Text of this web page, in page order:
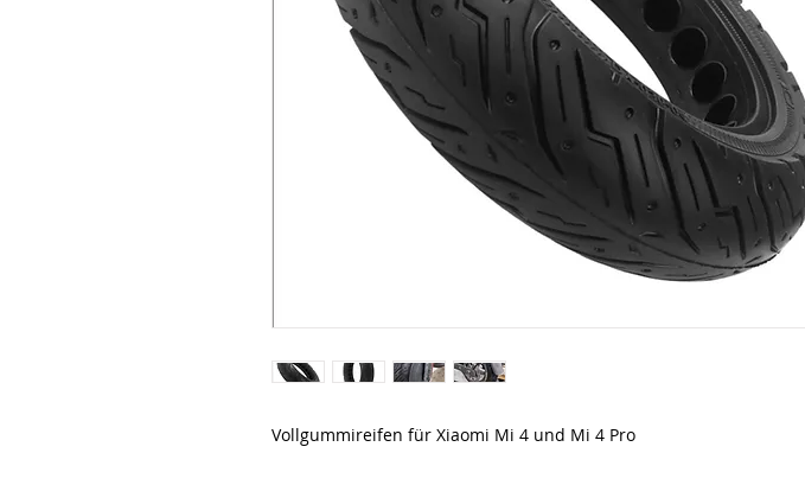
Vollgummireifen für Xiaomi Mi 4 und Mi 4 Pro